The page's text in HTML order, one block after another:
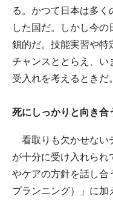
る。かつて日本は多く
した国だ。しかし今
鎖的だ。技能実習や特
チャンスととらえ、い
受入れを考えるときだ。
死にしっかりと向き合
看取りも欠かせない
が十分に受け入れられ
やケアの方針を話し合
プランニング）」に加